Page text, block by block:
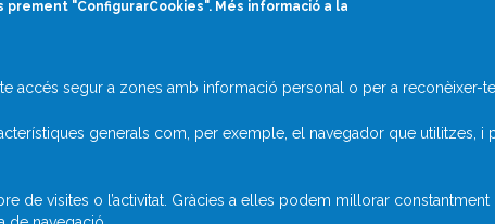
"ConfigurarCookies". Més informació a la
accés segur a zones amb informació personal o per a reconèixer-te
generals com, per exemple, el navegador que utilitzes, i
de visites o l’activitat. Gràcies a elles podem millorar